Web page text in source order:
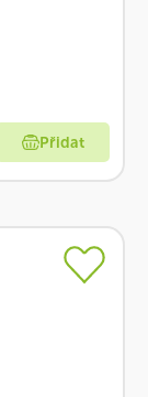
Přidat